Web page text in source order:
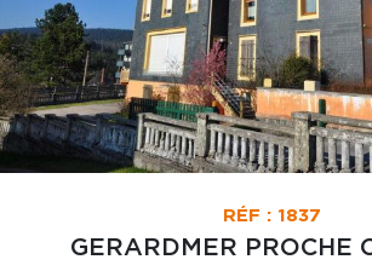
RÉF : 1837
GERARDMER PROCHE